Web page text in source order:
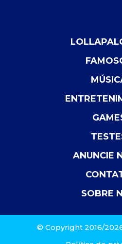
ANUNCIE
SOBRE
© Copyright 2016/